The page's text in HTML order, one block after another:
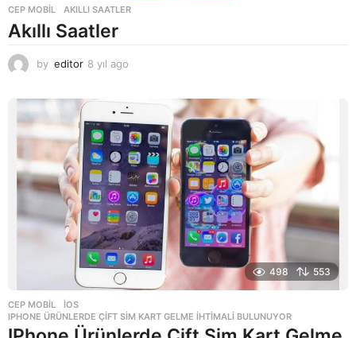
CEP MOBIL AKILLI SAATLER
Akıllı Saatler
by editor 8 yıl ago
l
a
g
o
498 553
CEP MOBIL ,IOS
IPHONE ÜRÜNLERDE ÇIFT SIM KART GELME İHTIMALI BULUNUYOR